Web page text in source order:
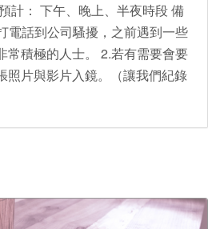
計： 下午、晚上、半夜時段 備
電話到公司騷擾，之前遇到一些
常積極的人士。 2.若有需要會要
照片與影片入鏡。（讓我們紀錄